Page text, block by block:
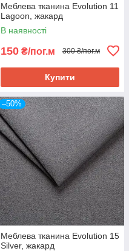
Меблева тканина Evolution 11
Lagoon, жакард
В наявності
150 ₴/пог.м 300 ₴/пог.м
Купити
–50%
Меблева тканина Evolution 15
Silver, жакард